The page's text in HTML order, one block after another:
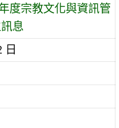
度宗教文化與資訊管
息
日